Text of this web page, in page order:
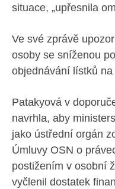
situace, „upřesnila
Ve své zprávě
osoby se sníženou
objednávání lístků na
Patakyová v
navrhla, aby
jako ústřední orgán
Úmluvy OSN o
postižením v osobní
vyčlenil dostatek